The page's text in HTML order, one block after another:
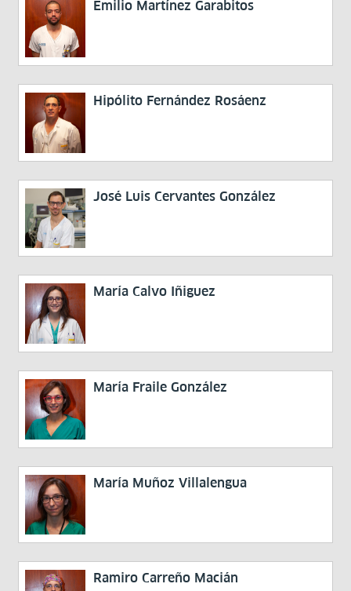
Emilio Martínez Garabitos
Hipólito Fernández Rosáenz
José Luis Cervantes González
María Calvo Iñiguez
María Fraile González
María Muñoz Villalengua
Ramiro Carreño Macián